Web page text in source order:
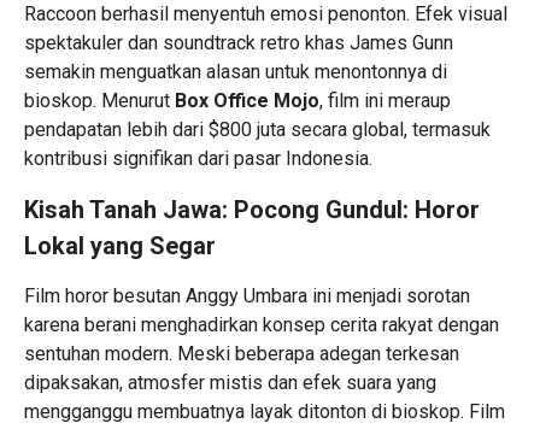
Raccoon berhasil menyentuh emosi penonton. Efek visual
spektakuler dan soundtrack retro khas James Gunn
semakin menguatkan alasan untuk menontonnya di
bioskop. Menurut Box Office Mojo, film ini meraup
pendapatan lebih dari $800 juta secara global, termasuk
kontribusi signifikan dari pasar Indonesia.
Kisah Tanah Jawa: Pocong Gundul: Horor
Lokal yang Segar
Film horor besutan Anggy Umbara ini menjadi sorotan
karena berani menghadirkan konsep cerita rakyat dengan
sentuhan modern. Meski beberapa adegan terkesan
dipaksakan, atmosfer mistis dan efek suara yang
mengganggu membuatnya layak ditonton di bioskop. Film